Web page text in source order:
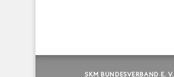
SKM BUNDESVERBAND E. V.